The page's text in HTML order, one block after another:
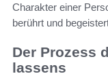
Charakter einer
berührt und
Der Prozess
lassens